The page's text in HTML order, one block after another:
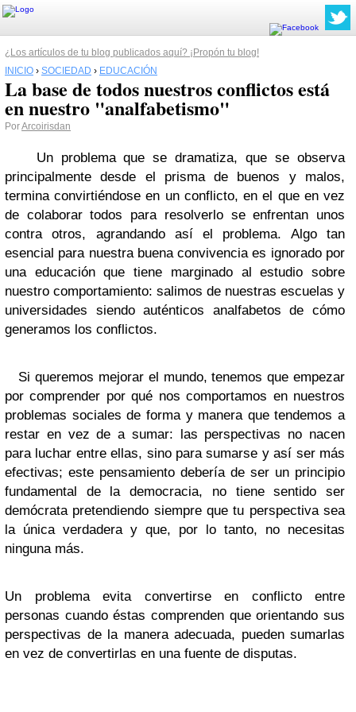
¿Los artículos de tu blog publicados aquí? ¡Propón tu blog!
INICIO › SOCIEDAD › EDUCACIÓN
La base de todos nuestros conflictos está
en nuestro "analfabetismo"
PorArcoirisdan
Un problema que se dramatiza, que se observa
principalmente desde el prisma de buenos y malos,
termina convirtiéndose en un conflicto, en el que en vez
de colaborar todos para resolverlo se enfrentan unos
contra otros, agrandando así el problema. Algo tan
esencial para nuestra buena convivencia es ignorado por
una educación que tiene marginado al estudio sobre
nuestro comportamiento: salimos de nuestras escuelas y
universidades siendo auténticos analfabetos de cómo
generamos los conflictos.
Si queremos mejorar el mundo, tenemos que empezar
por comprender por qué nos comportamos en nuestros
problemas sociales de forma y manera que tendemos a
restar en vez de a sumar: las perspectivas no nacen
para luchar entre ellas, sino para sumarse y así ser más
efectivas; este pensamiento debería de ser un principio
fundamental de la democracia, no tiene sentido ser
demócrata pretendiendo siempre que tu perspectiva sea
la única verdadera y que, por lo tanto, no necesitas
ninguna más.
Un problema evita convertirse en conflicto entre
personas cuando éstas comprenden que orientando sus
perspectivas de la manera adecuada, pueden sumarlas
en vez de convertirlas en una fuente de disputas.